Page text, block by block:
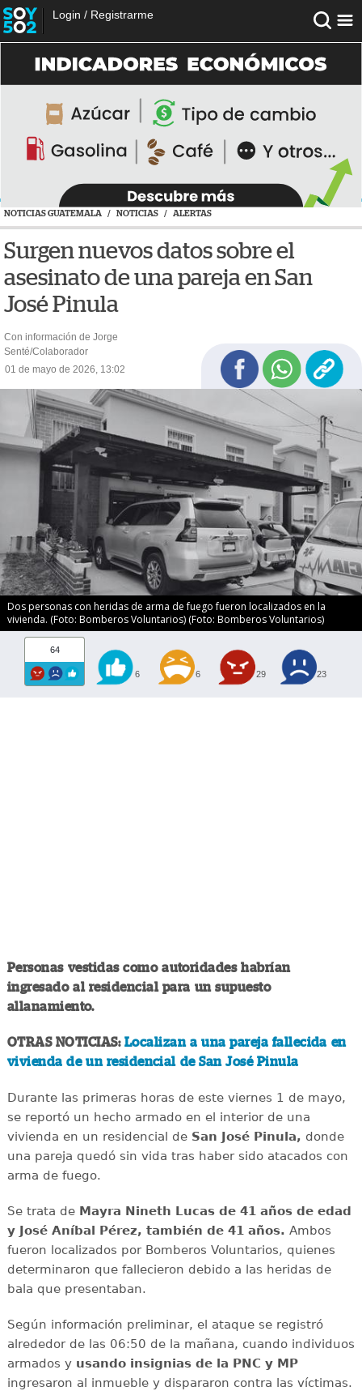
Login / Registrarme
NOTICIAS GUATEMALA / NOTICIAS / ALERTAS
Surgen nuevos datos sobre el
asesinato de una pareja en San
José Pinula
Con información de Jorge
Senté/Colaborador
01 de mayo de 2026, 13:02
Dos personas con heridas de arma de fuego fueron localizados en la
vivienda. (Foto: Bomberos Voluntarios) (Foto: Bomberos Voluntarios)
64
6 6 29 23
Personas vestidas como autoridades habrían
ingresado al residencial para un supuesto
allanamiento.
OTRAS NOTICIAS: Localizan a una pareja fallecida en
vivienda de un residencial de San José Pinula
Durante las primeras horas de este viernes 1 de mayo,
se reportó un hecho armado en el interior de una
vivienda en un residencial de San José Pinula, donde
una pareja quedó sin vida tras haber sido atacados con
arma de fuego.
Se trata de Mayra Nineth Lucas de 41 años de edad
y José Aníbal Pérez, también de 41 años. Ambos
fueron localizados por Bomberos Voluntarios, quienes
determinaron que fallecieron debido a las heridas de
bala que presentaban.
Según información preliminar, el ataque se registró
alrededor de las 06:50 de la mañana, cuando individuos
armados y usando insignias de la PNC y MP
ingresaron al inmueble y dispararon contra las víctimas.